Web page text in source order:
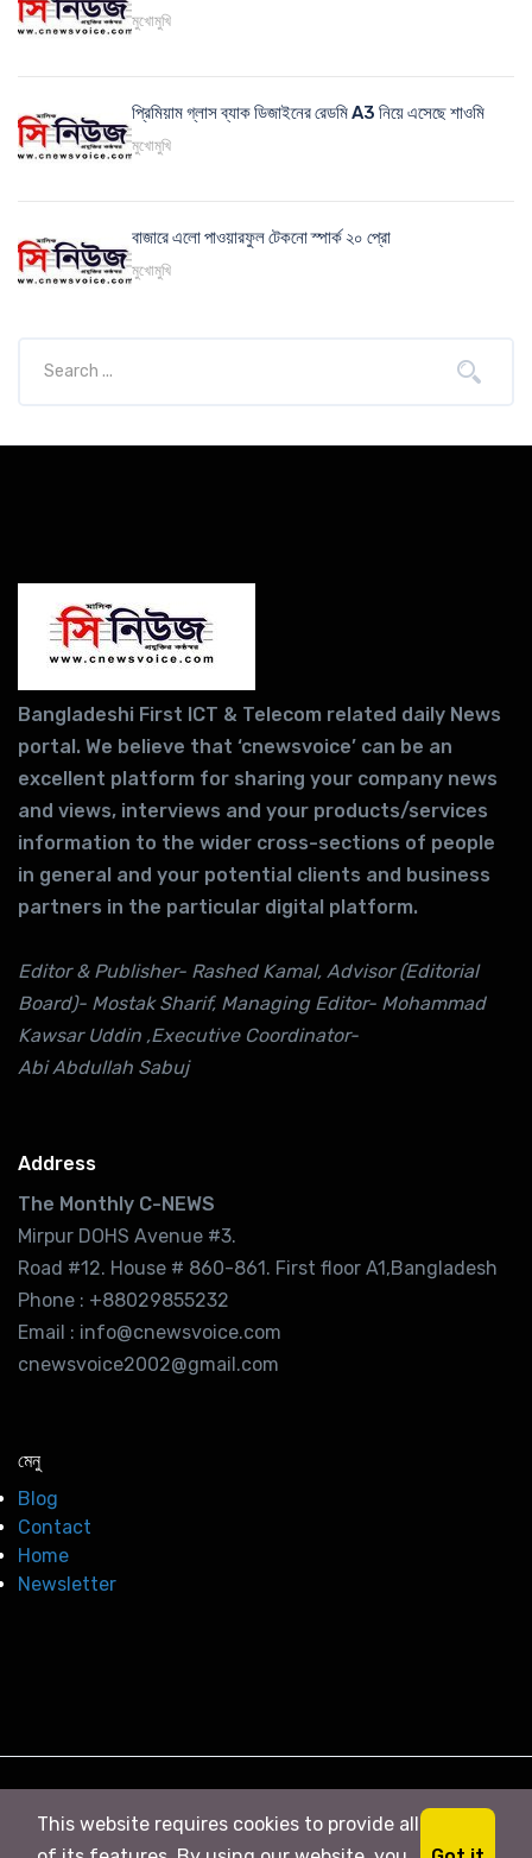
মুখোমুখি
প্রিমিয়াম গ্লাস ব্যাক ডিজাইনের রেডমি A3 নিয়ে এসেছে শাওমি
মুখোমুখি
বাজারে এলো পাওয়ারফুল টেকনো স্পার্ক ২০ প্রো
মুখোমুখি
Bangladeshi First ICT & Telecom related daily News
portal. We believe that ‘cnewsvoice’ can be an
excellent platform for sharing your company news
and views, interviews and your products/services
information to the wider cross-sections of people
in general and your potential clients and business
partners in the particular digital platform.
Editor & Publisher- Rashed Kamal, Advisor (Editorial
Board)- Mostak Sharif, Managing Editor- Mohammad
Kawsar Uddin ,Executive Coordinator-
Abi Abdullah Sabuj
Address
The Monthly C-NEWS
Mirpur DOHS Avenue #3.
Road #12. House # 860-861. First floor A1,Bangladesh
Phone : +88029855232
Email : info@cnewsvoice.com
cnewsvoice2002@gmail.com
মেনু
Blog
Contact
Home
Newsletter
This website requires cookies to provide all